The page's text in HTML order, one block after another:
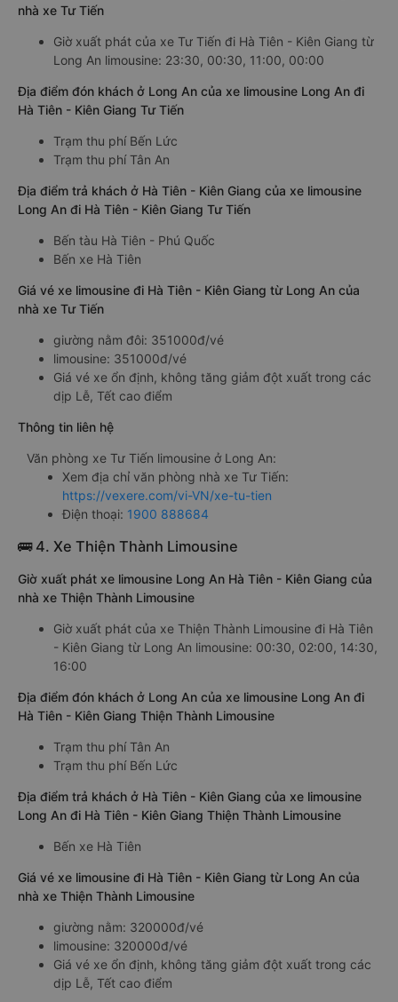
nhà xe Tư Tiến
Giờ xuất phát của xe Tư Tiến đi Hà Tiên - Kiên Giang từ
Long An limousine: 23:30, 00:30, 11:00, 00:00
Địa điểm đón khách ở Long An của xe limousine Long An đi
Hà Tiên - Kiên Giang Tư Tiến
Trạm thu phí Bến Lức
Trạm thu phí Tân An
Địa điểm trả khách ở Hà Tiên - Kiên Giang của xe limousine
Long An đi Hà Tiên - Kiên Giang Tư Tiến
Bến tàu Hà Tiên - Phú Quốc
Bến xe Hà Tiên
Giá vé xe limousine đi Hà Tiên - Kiên Giang từ Long An của
nhà xe Tư Tiến
giường nằm đôi: 351000đ/vé
limousine: 351000đ/vé
Giá vé xe ổn định, không tăng giảm đột xuất trong các
dịp Lễ, Tết cao điểm
Thông tin liên hệ
Văn phòng xe Tư Tiến limousine ở Long An:
Xem địa chỉ văn phòng nhà xe Tư Tiến:
https://vexere.com/vi-VN/xe-tu-tien
Điện thoại: 1900 888684
🚌 4. Xe Thiện Thành Limousine
Giờ xuất phát xe limousine Long An Hà Tiên - Kiên Giang của
nhà xe Thiện Thành Limousine
Giờ xuất phát của xe Thiện Thành Limousine đi Hà Tiên
- Kiên Giang từ Long An limousine: 00:30, 02:00, 14:30,
16:00
Địa điểm đón khách ở Long An của xe limousine Long An đi
Hà Tiên - Kiên Giang Thiện Thành Limousine
Trạm thu phí Tân An
Trạm thu phí Bến Lức
Địa điểm trả khách ở Hà Tiên - Kiên Giang của xe limousine
Long An đi Hà Tiên - Kiên Giang Thiện Thành Limousine
Bến xe Hà Tiên
Giá vé xe limousine đi Hà Tiên - Kiên Giang từ Long An của
nhà xe Thiện Thành Limousine
giường nằm: 320000đ/vé
limousine: 320000đ/vé
Giá vé xe ổn định, không tăng giảm đột xuất trong các
dịp Lễ, Tết cao điểm